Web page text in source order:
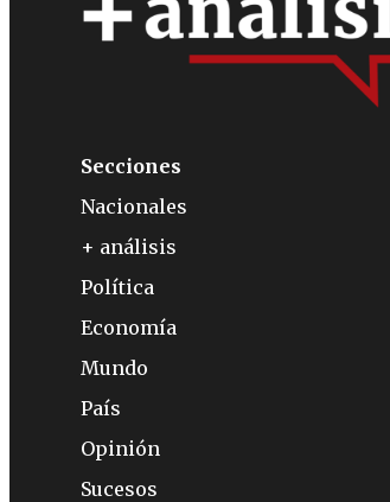
Secciones
Nacionales
+ análisis
Política
Economía
Mundo
País
Opinión
Sucesos